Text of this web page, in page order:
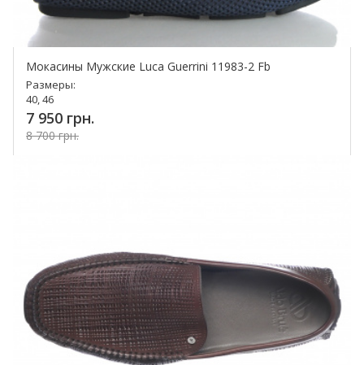
Мокасины Мужские Luca Guerrini 11983-2 Fb
Размеры:
40, 46
7 950 грн.
8 700 грн.